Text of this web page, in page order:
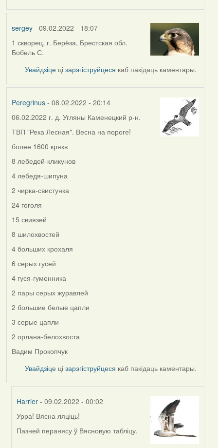
sergey- 09.02.2022 - 18:07
1 скворец, г. Берёза, Брестская обл.
Бобель С.
Увайдзіце цізарэгіструйцеся каб пакідаць каментары.
Peregrinus- 08.02.2022 - 20:14
06.02.2022 г. д. Угляны Каменецкий р-н.
ТВП "Река Лесная". Весна на пороге!
более 1600 крякв
8 лебедей-кликунов
4 лебедя-шипуна
2 чирка-свистунка
24 гоголя
15 свиязей
8 шилохвостей
4 больших крохаля
6 серых гусей
4 гуся-гуменника
2 пары серых журавлей
2 большие белые цапли
3 серые цапли
2 орлана-белохвоста
Вадим Прокопчук
Увайдзіце цізарэгіструйцеся каб пакідаць каментары.
Harrier - 09.02.2022 - 00:02
In
reply
Урра! Вясна ляціць!
Пазней перанясу ў Вясновую табліцу.